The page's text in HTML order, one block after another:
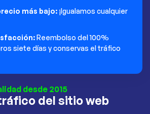
más bajo: ¡Igualamos cualquier
Reembolso del 100%
siete días y conservas el tráfico
desde 2015
del sitio web